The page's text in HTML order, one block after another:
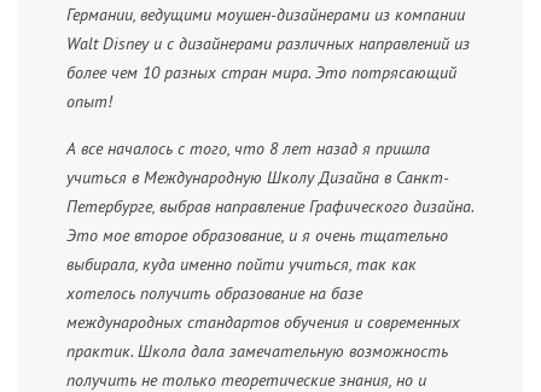
Германии, ведущими моушен-дизайнерами из компании
Walt Disney и с дизайнерами различных направлений из
более чем 10 разных стран мира. Это потрясающий
опыт!
А все началось с того, что 8 лет назад я пришла
учиться в Международную Школу Дизайна в Санкт-
Петербурге, выбрав направление Графического дизайна.
Это мое второе образование, и я очень тщательно
выбирала, куда именно пойти учиться, так как
хотелось получить образование на базе
международных стандартов обучения и современных
практик. Школа дала замечательную возможность
получить не только теоретические знания, но и